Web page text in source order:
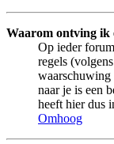
Waarom ontving ik
Op ieder
regels
waarschuwing
naar je is een
heeft hier dus
Omhoog